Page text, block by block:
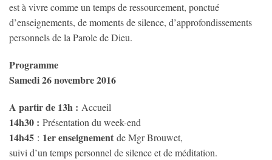
est à vivre comme un temps de ressourcement, ponctué
d’enseignements, de moments de silence, d’approfondissements
personnels de la Parole de Dieu.
Programme
Samedi 26 novembre 2016
A partir de 13h : Accueil
14h30 : Présentation du week-end
14h45 : 1er enseignement de Mgr Brouwet,
suivi d’un temps personnel de silence et de méditation.